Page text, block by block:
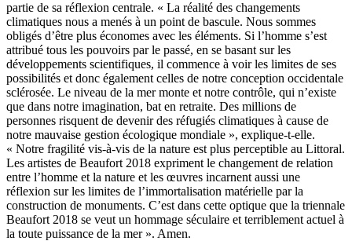
partie de sa réflexion centrale. « La réalité des changements
climatiques nous a menés à un point de bascule. Nous sommes
obligés d’être plus économes avec les éléments. Si l’homme s’est
attribué tous les pouvoirs par le passé, en se basant sur les
développements scientifiques, il commence à voir les limites de ses
possibilités et donc également celles de notre conception occidentale
sclérosée. Le niveau de la mer monte et notre contrôle, qui n’existe
que dans notre imagination, bat en retraite. Des millions de
personnes risquent de devenir des réfugiés climatiques à cause de
notre mauvaise gestion écologique mondiale », explique-t-elle.
« Notre fragilité vis-à-vis de la nature est plus perceptible au Littoral.
Les artistes de Beaufort 2018 expriment le changement de relation
entre l’homme et la nature et les œuvres incarnent aussi une
réflexion sur les limites de l’immortalisation matérielle par la
construction de monuments. C’est dans cette optique que la triennale
Beaufort 2018 se veut un hommage séculaire et terriblement actuel à
la toute puissance de la mer ». Amen.